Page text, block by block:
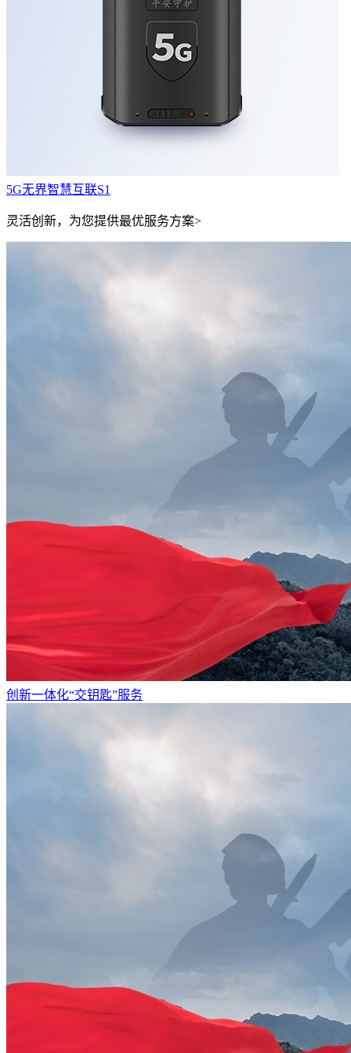
5G无界智慧互联S1
灵活创新，为您提供最优服务方案>
创新一体化“交钥匙”服务